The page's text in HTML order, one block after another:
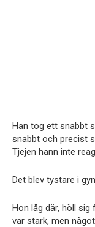
Han tog ett snabbt
snabbt och precist
Tjejen hann inte
Det blev tystare i
Hon låg där, höll
var stark, men